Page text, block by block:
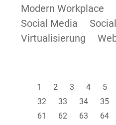
Modern Workplace
Social Media
Virtualisierung
1 2 3 4 5
32
33 34 35
61
62 63 64